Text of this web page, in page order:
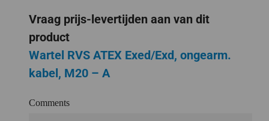
Vraag prijs-levertijden aan van dit
product
Wartel RVS ATEX Exed/Exd, ongearm.
kabel, M20 – A
Comments